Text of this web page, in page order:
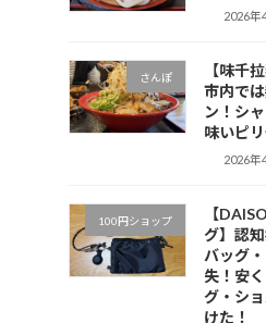
2026年
さんぽ
【味千
市内で
ン！シ
味いピ
2026年
100円ショップ
【
グ】認
バッグ
失！安
グ・シ
けた！